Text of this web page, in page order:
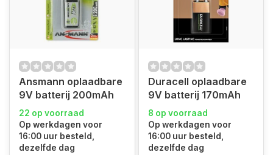
Ansmann oplaadbare
9V batterij 200mAh
22 op voorraad
Op werkdagen voor
16:00 uur besteld,
dezelfde dag
Duracell oplaadbare
9V batterij 170mAh
8 op voorraad
Op werkdagen voor
16:00 uur besteld,
dezelfde dag